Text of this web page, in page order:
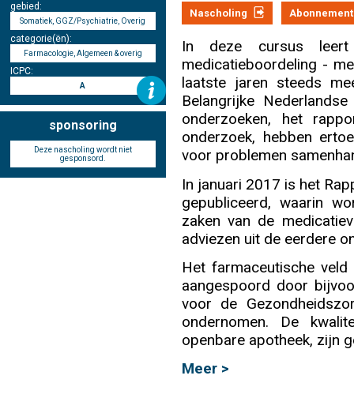
Inloggen
gebied:
Somatiek, GGZ/Psychiatrie, Overig
categorie(ën):
Farmacologie, Algemeen & overig
ICPC:
A
sponsoring
Deze nascholing wordt niet
gesponsord.
Nascholing Abonnement
In deze cursus
medicatieboordeling -
laatste jaren steeds
Belangrijke
onderzoeken, het
onderzoek, hebben
voor problemen
In januari 2017 is het
gepubliceerd, waarin
zaken van de
adviezen uit de eerdere
Het farmaceutische
aangespoord door
voor de
ondernomen. De
openbare apotheek, zijn
Meer >